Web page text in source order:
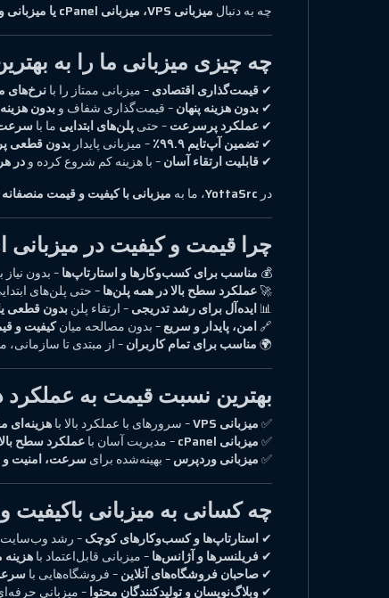
چه به دنبال میزبانی VPS، میزبانی cPanel یا میزبانی وردپرس
چه چیزی میزبانی ما را به
✔قیمت‌گذاری اقتصادی– میزبانی ممتاز را بانرخ‌های
✔بدون هزینه پنهان– قیمت‌گذاری شفاف وبدون
✔عملکرد پرسرعت– حتیپلن‌های ابتدایی ما باسرعت
✔تضمین آپ‌تایم ۹۹.۹٪ – میزبانی پایدار بدون قطعی
✔قابلیت ارتقاء آسان– با هزینه کم شروع کرده ودر
در YottaSrc، ما به میزبانی با کیفیت و قیمت منصفانه
چرا قیمت و کیفیت در میزبانی
💰 مناسب برای کسب‌وکارها و استارتاپ‌ها– بدون نیاز
🚀عملکرد سطح بالا در همه پلن‌ها– حتی پلن‌های
📊ایده‌آل برای رشد تدریجی– ارتقاء پلنبدون قطعی
🔗امن، پایدار و سریع– بدون مصالحه میانکیفیت و
🌍مناسب برای تمام کاربران– از مبتدی تا سازمانی،
بهترین نسبت قیمت به عملکرد
✅میزبانی VPS – سرورهای با عملکرد بالا باهزینه‌ای
✅میزبانی cPanel – مدیریت آسان باعملکرد سطح
✅میزبانی وردپرس– بهینه‌شده برایسرعت، امنیت
چه کسانی به میزبانی باکیفیت
✔استارتاپ‌ها و کسب‌وکارهای کوچک– رشد وب‌سایت
✔فریلنسرها و آژانس‌ها– میزبانی قابل‌اعتماد با
✔صاحبان فروشگاه‌های آنلاین– فروشگاه‌هایی با
✔وبلاگ‌نویسان و تولیدکنندگان محتوا– میزبانی